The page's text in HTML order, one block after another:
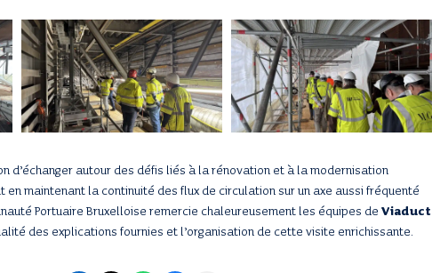
d’échanger autour des défis liés à la rénovation et à la modernisation
maintenant la continuité des flux de circulation sur un axe aussi fréquenté
Portuaire Bruxelloise remercie chaleureusement les équipes de Viaduct
des explications fournies et l’organisation de cette visite enrichissante.